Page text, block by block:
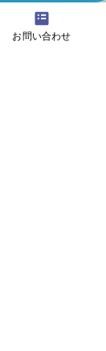
お問い合わせ